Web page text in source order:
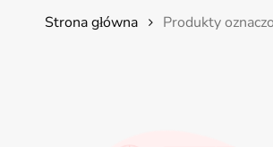
Strona główna Produkty